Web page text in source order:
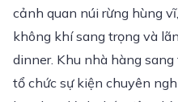
cảnh quan núi rừng hùng
không khí sang trọng và
dinner. Khu nhà hàng
tổ chức sự kiện chuyên